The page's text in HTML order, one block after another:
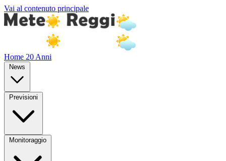
Vai al contenuto principale
Home 20 Anni
News
Previsioni
Monitoraggio